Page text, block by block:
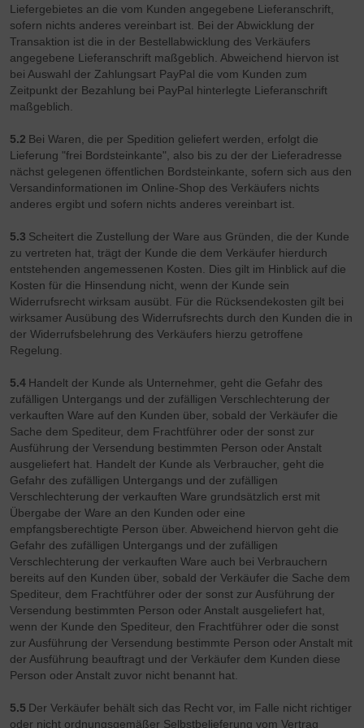
Liefergebietes an die vom Kunden angegebene Lieferanschrift,
sofern nichts anderes vereinbart ist. Bei der Abwicklung der
Transaktion ist die in der Bestellabwicklung des Verkäufers
angegebene Lieferanschrift maßgeblich. Abweichend hiervon ist
bei Auswahl der Zahlungsart PayPal die vom Kunden zum
Zeitpunkt der Bezahlung bei PayPal hinterlegte Lieferanschrift
maßgeblich.
5.2 Bei Waren, die per Spedition geliefert werden, erfolgt die
Lieferung "frei Bordsteinkante", also bis zu der der Lieferadresse
nächst gelegenen öffentlichen Bordsteinkante, sofern sich aus den
Versandinformationen im Online-Shop des Verkäufers nichts
anderes ergibt und sofern nichts anderes vereinbart ist.
5.3 Scheitert die Zustellung der Ware aus Gründen, die der Kunde
zu vertreten hat, trägt der Kunde die dem Verkäufer hierdurch
entstehenden angemessenen Kosten. Dies gilt im Hinblick auf die
Kosten für die Hinsendung nicht, wenn der Kunde sein
Widerrufsrecht wirksam ausübt. Für die Rücksendekosten gilt bei
wirksamer Ausübung des Widerrufsrechts durch den Kunden die in
der Widerrufsbelehrung des Verkäufers hierzu getroffene
Regelung.
5.4 Handelt der Kunde als Unternehmer, geht die Gefahr des
zufälligen Untergangs und der zufälligen Verschlechterung der
verkauften Ware auf den Kunden über, sobald der Verkäufer die
Sache dem Spediteur, dem Frachtführer oder der sonst zur
Ausführung der Versendung bestimmten Person oder Anstalt
ausgeliefert hat. Handelt der Kunde als Verbraucher, geht die
Gefahr des zufälligen Untergangs und der zufälligen
Verschlechterung der verkauften Ware grundsätzlich erst mit
Übergabe der Ware an den Kunden oder eine
empfangsberechtigte Person über. Abweichend hiervon geht die
Gefahr des zufälligen Untergangs und der zufälligen
Verschlechterung der verkauften Ware auch bei Verbrauchern
bereits auf den Kunden über, sobald der Verkäufer die Sache dem
Spediteur, dem Frachtführer oder der sonst zur Ausführung der
Versendung bestimmten Person oder Anstalt ausgeliefert hat,
wenn der Kunde den Spediteur, den Frachtführer oder die sonst
zur Ausführung der Versendung bestimmte Person oder Anstalt mit
der Ausführung beauftragt und der Verkäufer dem Kunden diese
Person oder Anstalt zuvor nicht benannt hat.
5.5 Der Verkäufer behält sich das Recht vor, im Falle nicht richtiger
oder nicht ordnungsgemäßer Selbstbelieferung vom Vertrag